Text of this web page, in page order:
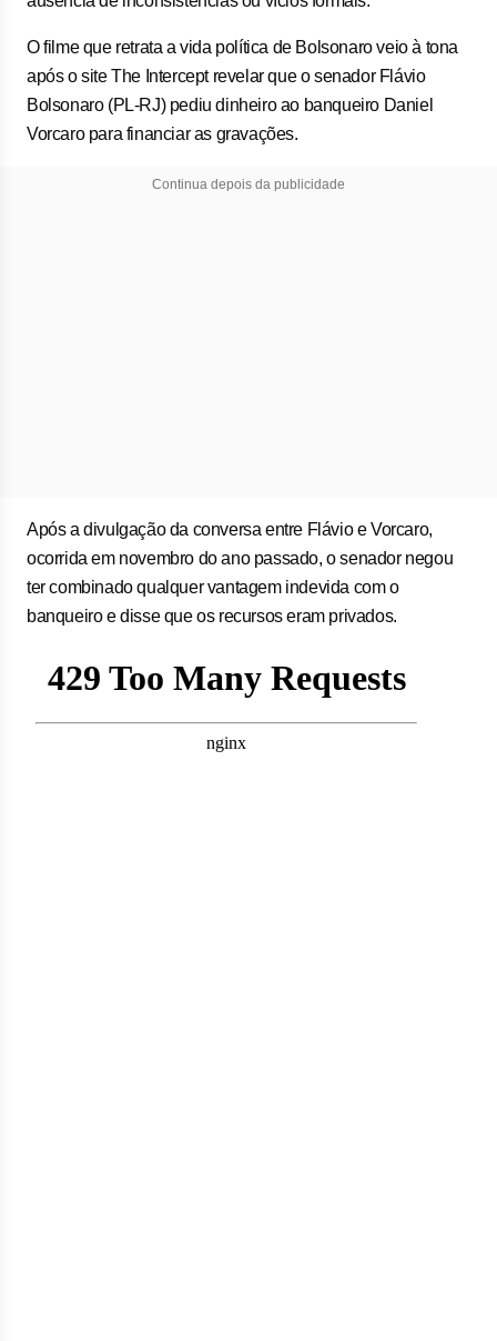
O filme que retrata a vida política de Bolsonaro veio à tona
após o site The Intercept revelar que o senador Flávio
Bolsonaro (PL-RJ) pediu dinheiro ao banqueiro Daniel
Vorcaro para financiar as gravações.
Continua depois da publicidade
Após a divulgação da conversa entre Flávio e Vorcaro,
ocorrida em novembro do ano passado, o senador negou
ter combinado qualquer vantagem indevida com o
banqueiro e disse que os recursos eram privados.